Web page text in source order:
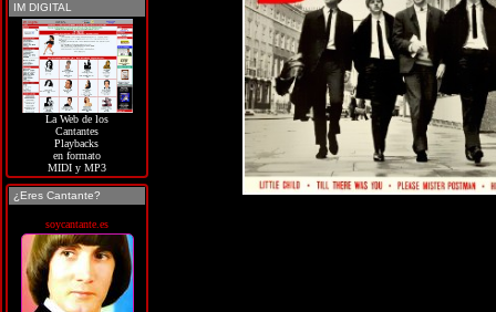
IM DIGITAL
La Web de los
Cantantes
Playbacks
en formato
MIDI y MP3
¿Eres Cantante?
soycantante.es